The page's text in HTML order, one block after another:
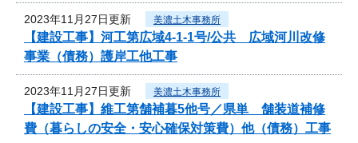
2023年11月27日更新 美濃土木事務所
【建設工事】河工第広域4-1-1号/公共 広域河川改修
事業（債務）護岸工他工事
2023年11月27日更新 美濃土木事務所
【建設工事】維工第舗補暮5他号／県単 舗装道補修
費（暮らしの安全・安心確保対策費）他（債務）工事